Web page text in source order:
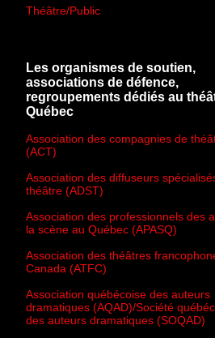
Théâtre/Public
Les organismes de soutien,
associations de défence,
regroupements dédiés au
Québec
Association des compagnies de
(ACT)
Association des diffuseurs
théâtre (ADST)
Association des professionnels des
la scène au Québec (APASQ)
Association des théâtres
Canada (ATFC)
Association québécoise des auteurs
dramatiques (AQAD)/Société
des auteurs dramatiques (SOQAD)